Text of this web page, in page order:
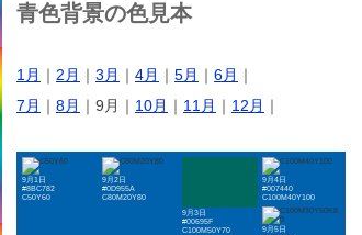
青色背景の色見本
1月 ｜ 2月 ｜ 3月 ｜ 4月 ｜ 5月 ｜ 6月 ｜
7月 ｜ 8月 ｜9月｜ 10月 ｜ 11月 ｜ 12月 ｜
9月1日
#8BC782
C50Y60
9月2日
#0D955A
C80M20Y80
9月3日
#00695F
C100M50Y70
9月4日
#007440
C100M40Y100
9月5日